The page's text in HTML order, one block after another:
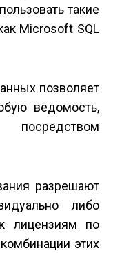
такие
Microsoft SQL
позволяет
ведомость,
разрешают
либо
лицензиям по
этих